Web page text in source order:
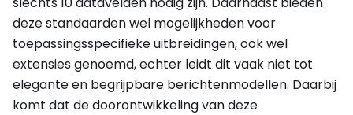
deze standaarden wel mogelijkheden voor
toepassingsspecifieke uitbreidingen, ook wel
extensies genoemd, echter leidt dit vaak niet tot
elegante en begrijpbare berichtenmodellen. Daarbij
komt dat de doorontwikkeling van deze